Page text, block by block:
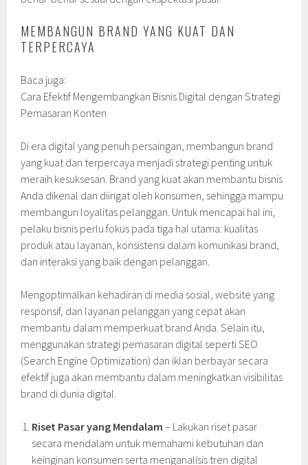
MEMBANGUN BRAND YANG KUAT DAN
TERPERCAYA
Baca juga:
Cara Efektif Mengembangkan Bisnis Digital dengan Strategi
Pemasaran Konten
Di era digital yang penuh persaingan, membangun brand
yang kuat dan terpercaya menjadi strategi penting untuk
meraih kesuksesan. Brand yang kuat akan membantu bisnis
Anda dikenal dan diingat oleh konsumen, sehingga mampu
membangun loyalitas pelanggan. Untuk mencapai hal ini,
pelaku bisnis perlu fokus pada tiga hal utama: kualitas
produk atau layanan, konsistensi dalam komunikasi brand,
dan interaksi yang baik dengan pelanggan.
Mengoptimalkan kehadiran di media sosial, website yang
responsif, dan layanan pelanggan yang cepat akan
membantu dalam memperkuat brand Anda. Selain itu,
menggunakan strategi pemasaran digital seperti SEO
(Search Engine Optimization) dan iklan berbayar secara
efektif juga akan membantu dalam meningkatkan visibilitas
brand di dunia digital.
Riset Pasar yang Mendalam – Lakukan riset pasar
secara mendalam untuk memahami kebutuhan dan
keinginan konsumen serta menganalisis tren digital